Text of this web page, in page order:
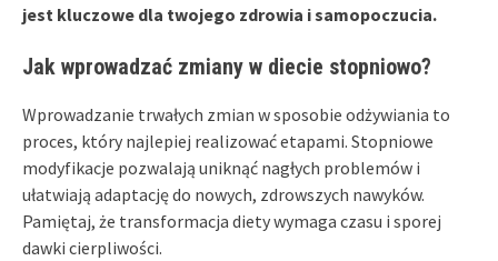
jest kluczowe dla twojego zdrowia i samopoczucia.
Jak wprowadzać zmiany w diecie stopniowo?
Wprowadzanie trwałych zmian w sposobie odżywiania to
proces, który najlepiej realizować etapami. Stopniowe
modyfikacje pozwalają uniknąć nagłych problemów i
ułatwiają adaptację do nowych, zdrowszych nawyków.
Pamiętaj, że transformacja diety wymaga czasu i sporej
dawki cierpliwości.